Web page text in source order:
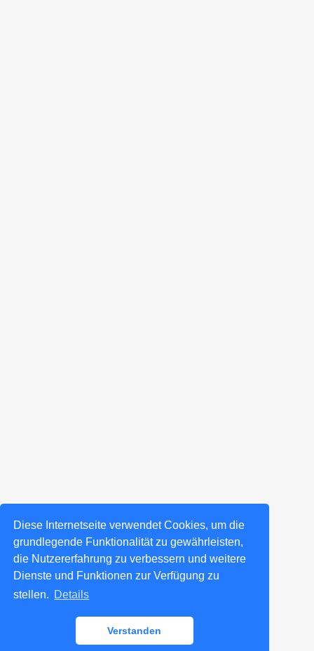
Diese Internetseite verwendet Cookies, um die
grundlegende Funktionalität zu gewährleisten,
die Nutzererfahrung zu verbessern und weitere
Dienste und Funktionen zur Verfügung zu
stellen. Details
Verstanden